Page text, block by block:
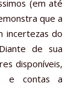
(em até
que a
incertezas do
de sua
disponíveis,
e contas a